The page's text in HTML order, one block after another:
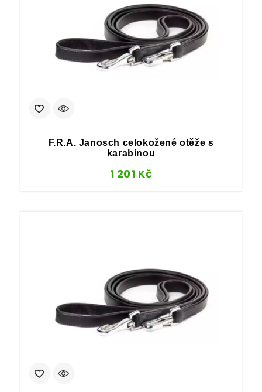
F.R.A. Janosch celokožené otěže s
karabinou
1 201 Kč